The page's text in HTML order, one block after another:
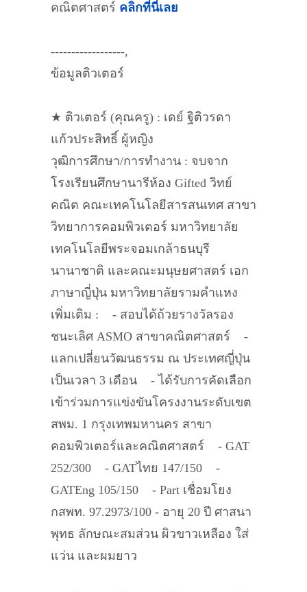
คณิตศาสตร์ คลิกที่นี่เลย
------------------,
ข้อมูลติวเตอร์
★ ติวเตอร์ (คุณครู) : เดย์ ฐิติวรดา
แก้วประสิทธิ์ ผู้หญิง
วุฒิการศึกษา/การทำงาน : จบจาก
โรงเรียนศึกษานารีห้อง Gifted วิทย์
คณิต คณะเทคโนโลยีสารสนเทศ สาขา
วิทยาการคอมพิวเตอร์ มหาวิทยาลัย
เทคโนโลยีพระจอมเกล้าธนบุรี
นานาชาติ และคณะมนุษยศาสตร์ เอก
ภาษาญี่ปุ่น มหาวิทยาลัยรามคำแหง
เพิ่มเติม : - สอบได้ถ้วยรางวัลรอง
ชนะเลิศ ASMO สาขาคณิตศาสตร์ -
แลกเปลี่ยนวัฒนธรรม ณ ประเทศญี่ปุ่น
เป็นเวลา 3 เดือน - ได้รับการคัดเลือก
เข้าร่วมการแข่งขันโครงงานระดับเขต
สพม. 1 กรุงเทพมหานคร สาขา
คอมพิวเตอร์และคณิตศาสตร์ - GAT
252/300 - GATไทย 147/150 -
GATEng 105/150 - Part เชื่อมโยง
กสพท. 97.2973/100 - อายุ 20 ปี ศาสนา
พุทธ ลักษณะสมส่วน ผิวขาวเหลือง ใส่
แว่น และผมยาว